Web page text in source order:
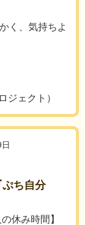
く、気持ちよ
ェクト）
ち自分
休み時間】